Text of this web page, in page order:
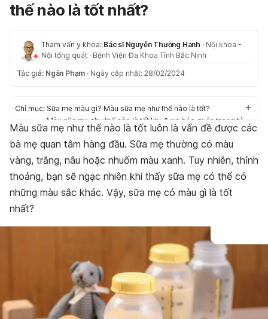
thế nào là tốt nhất?
Tham vấn y khoa: Bác sĩ Nguyễn Thường Hanh · Nội khoa -
Nội tổng quát · Bệnh Viện Đa Khoa Tỉnh Bắc Ninh
Tác giả: Ngân Phạm · Ngày cập nhật: 28/02/2024
Chỉ mục: Sữa mẹ màu gì? Màu sữa mẹ như thế nào là tốt?
Màu sữa mẹ như thế nào là tốt khi được bảo quản trong tủ
lạnh hoặc tủ đông?
Sữa mẹ màu gì thì nên đi khám?
Giải pháp cải thiện chất lượng sữa mẹ
Màu sữa mẹ như thế nào là tốt luôn là vấn đề được các
bà mẹ quan tâm hàng đầu. Sữa mẹ thường có màu
vàng, trắng, nâu hoặc nhuốm màu xanh. Tuy nhiên, thỉnh
thoảng, bạn sẽ ngạc nhiên khi thấy sữa mẹ có thể có
những màu sắc khác. Vậy, sữa mẹ có màu gì là tốt
nhất?